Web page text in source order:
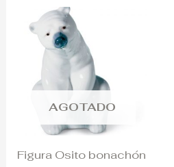
AGOTADO
Figura Osito bonachón